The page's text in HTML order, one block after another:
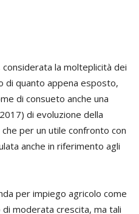
la molteplicità dei
di quanto appena esposto,
di consueto anche una
di evoluzione della
per un utile confronto con
anche in riferimento agli
per impiego agricolo come
moderata crescita, ma tali